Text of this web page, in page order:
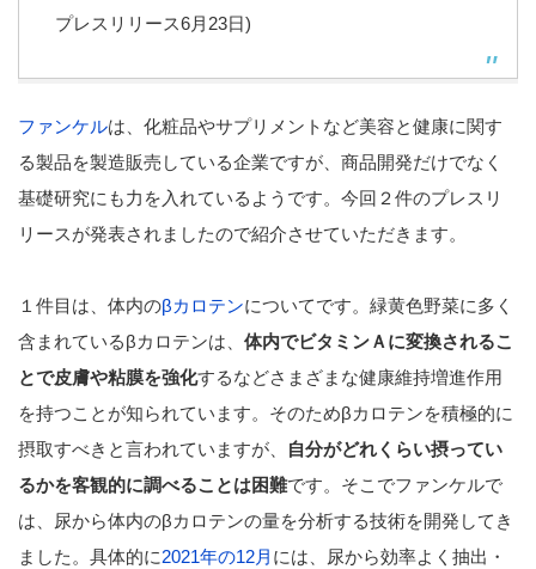
プレスリリース6月23日)
ファンケルは、化粧品やサプリメントなど美容と健康に関す
る製品を製造販売している企業ですが、商品開発だけでなく
基礎研究にも力を入れているようです。今回２件のプレスリ
リースが発表されましたので紹介させていただきます。
１件目は、体内のβカロテンについてです。緑黄色野菜に多く
含まれているβカロテンは、 体内でビタミンＡに変換されるこ
とで皮膚や粘膜を強化するなどさまざまな健康維持増進作用
を持つことが知られています。そのためβカロテンを積極的に
摂取すべきと言われていますが、
自分がどれくらい摂ってい
るかを客観的に調べることは困難です。そこでファンケルで
は、尿から体内のβカロテンの量を分析する技術を開発してき
ました。具体的に2021年の12月 には、尿から効率よく抽出・